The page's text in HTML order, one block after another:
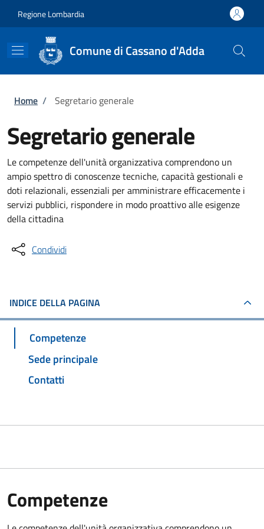
Regione Lombardia
Comune di Cassano d'Adda
Briciole di pane
Home / Segretario generale
Segretario generale
Le competenze dell'unità organizzativa comprendono un
ampio spettro di conoscenze tecniche, capacità gestionali e
doti relazionali, essenziali per amministrare efficacemente i
servizi pubblici, rispondere in modo proattivo alle esigenze
della cittadina
Condividi
INDICE DELLA PAGINA
Competenze
Sede principale
Contatti
Competenze